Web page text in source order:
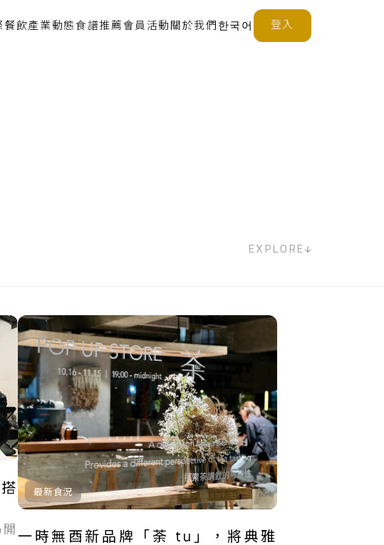
餐飲產業動態 食譜推薦 會員活動 關於我們 한국어 登入
EXPLORE
最新食況
一時無酉新品牌「荼 tu」，將典雅